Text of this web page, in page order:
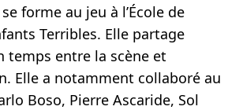
forme au jeu à l’École de
Terribles. Elle partage
temps entre la scène et
Elle a notamment collaboré au
Boso, Pierre Ascaride, Sol